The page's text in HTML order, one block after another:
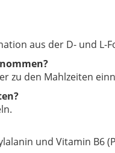
aus der D- und L-
zu den Mahlzeiten
und Vitamin B6